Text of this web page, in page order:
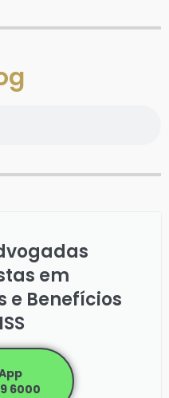
em
e Benefícios
6000